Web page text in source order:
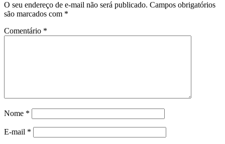
O seu endereço de e-mail não será publicado. Campos obrigatórios
são marcados com *
Comentário *
Nome *
E-mail *